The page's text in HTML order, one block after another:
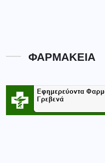
ΦΑΡΜΑΚΕΙΑ